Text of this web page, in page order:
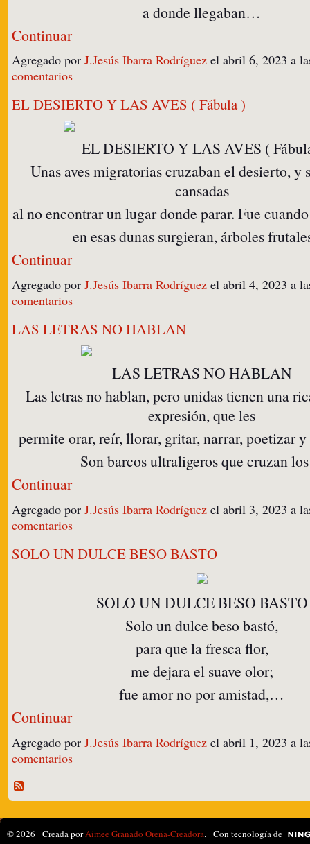
a donde llegaban…
Continuar
Agregado por J.Jesús Ibarra Rodríguez el abril 6, 2023 a
comentarios
EL DESIERTO Y LAS AVES ( Fábula )
EL DESIERTO Y LAS AVES (
Unas aves migratorias cruzaban el desierto, y
cansadas
al no encontrar un lugar donde parar. Fue
en esas dunas surgieran, árboles
Continuar
Agregado por J.Jesús Ibarra Rodríguez el abril 4, 2023 a
comentarios
LAS LETRAS NO HABLAN
LAS LETRAS NO HABLAN
Las letras no hablan, pero unidas tienen una
expresión, que les
permite orar, reír, llorar, gritar, narrar, poetizar y
Son barcos ultraligeros que cruzan
Continuar
Agregado por J.Jesús Ibarra Rodríguez el abril 3, 2023 a
comentarios
SOLO UN DULCE BESO BASTO
SOLO UN DULCE BESO BASTO
Solo un dulce beso bastó,
para que la fresca flor,
me dejara el suave olor;
fue amor no por amistad,…
Continuar
Agregado por J.Jesús Ibarra Rodríguez el abril 1, 2023 a
comentarios
© 2026 Creada porAimee Granado Oreña-Creadora. Con tecnología de